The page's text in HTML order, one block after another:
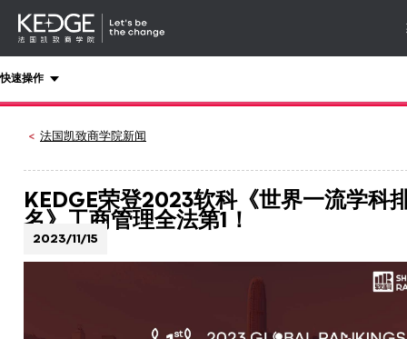
Kedge
快速操作
法国凯致商学院新闻
KEDGE荣登2023软科《世界一流学科
名》工商管理全法第1！
2023/11/15